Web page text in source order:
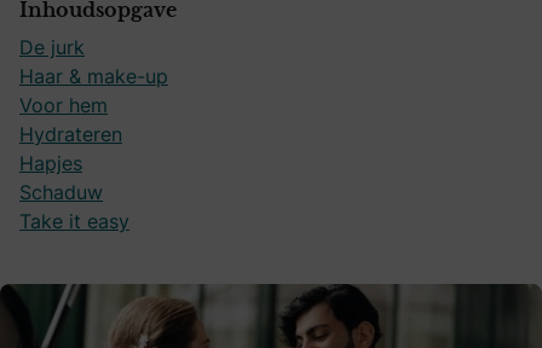
Inhoudsopgave
De jurk
Haar & make-up
Voor hem
Hydrateren
Hapjes
Schaduw
Take it easy